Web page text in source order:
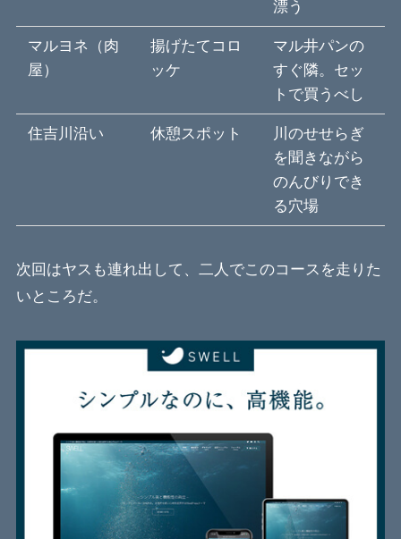
漂う
マルヨネ（肉
屋）
揚げたてコロ
ッケ
マル井パンの
すぐ隣。セッ
トで買うべし
住吉川沿い 休憩スポット
川のせせらぎ
を聞きながら
のんびりでき
る穴場
次回はヤスも連れ出して、二人でこのコースを走りた
いところだ。